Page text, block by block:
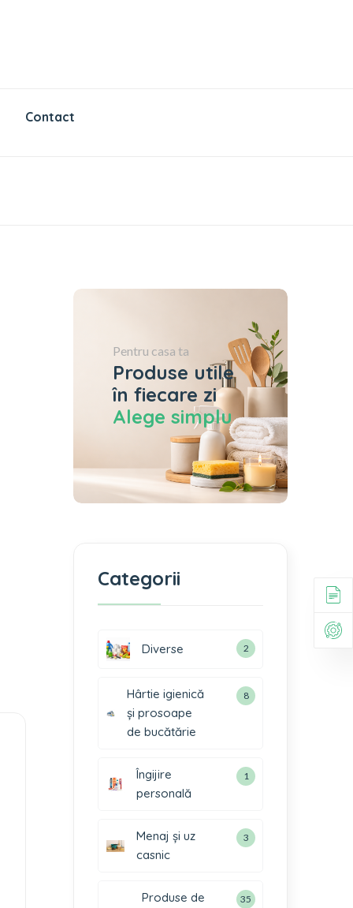
Contact
Pentru casa ta
Produse utile
în fiecare zi
Alege simplu
Categorii
Diverse 2
Hârtie igienică
și prosoape
de bucătărie
8
Îngijire
personală
1
Menaj și uz
casnic
3
Produse de
35